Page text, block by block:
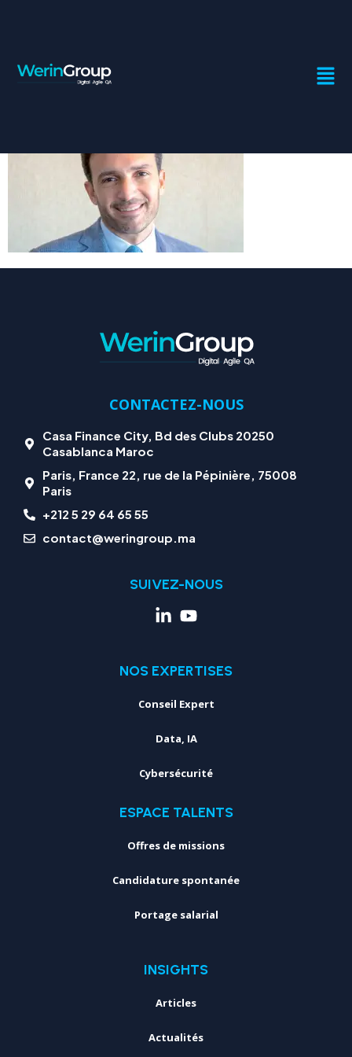
CGEM
CONTACTEZ-NOUS
Casa Finance City, Bd des Clubs 20250
Casablanca Maroc
Paris, France 22, rue de la Pépinière, 75008
Paris
+212 5 29 64 65 55
contact@weringroup.ma
SUIVEZ-NOUS
NOS EXPERTISES
Conseil Expert
Data, IA
Cybersécurité
ESPACE TALENTS
Offres de missions
Candidature spontanée
Portage salarial
INSIGHTS
Articles
Actualités